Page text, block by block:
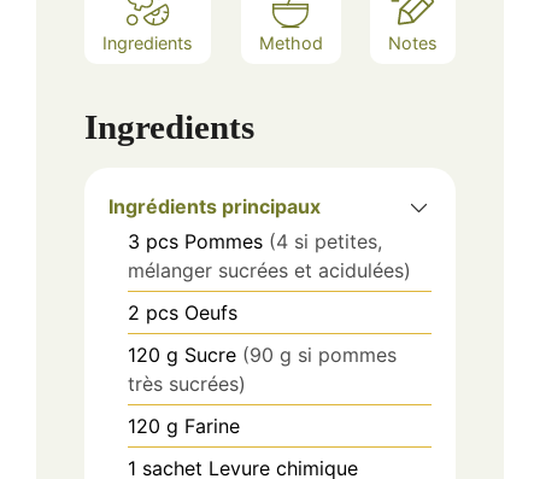
Ingredients Method Notes
Ingredients
Ingrédients principaux
3 pcs Pommes (4 si petites,
mélanger sucrées et acidulées)
2 pcs Oeufs
120 g Sucre (90 g si pommes
très sucrées)
120 g Farine
1 sachet Levure chimique